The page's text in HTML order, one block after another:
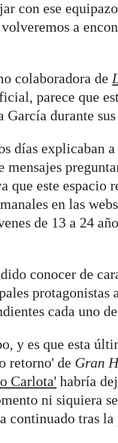
con ese
a
colaboradora de
parece que
durante
días explicaban
mensajes
que este espacio
en las
de 13 a 24
conocer de
protagonistas
cada uno
y es que esta
retorno' de Gran
Carlota' habría
ni siquiera
continuado tras